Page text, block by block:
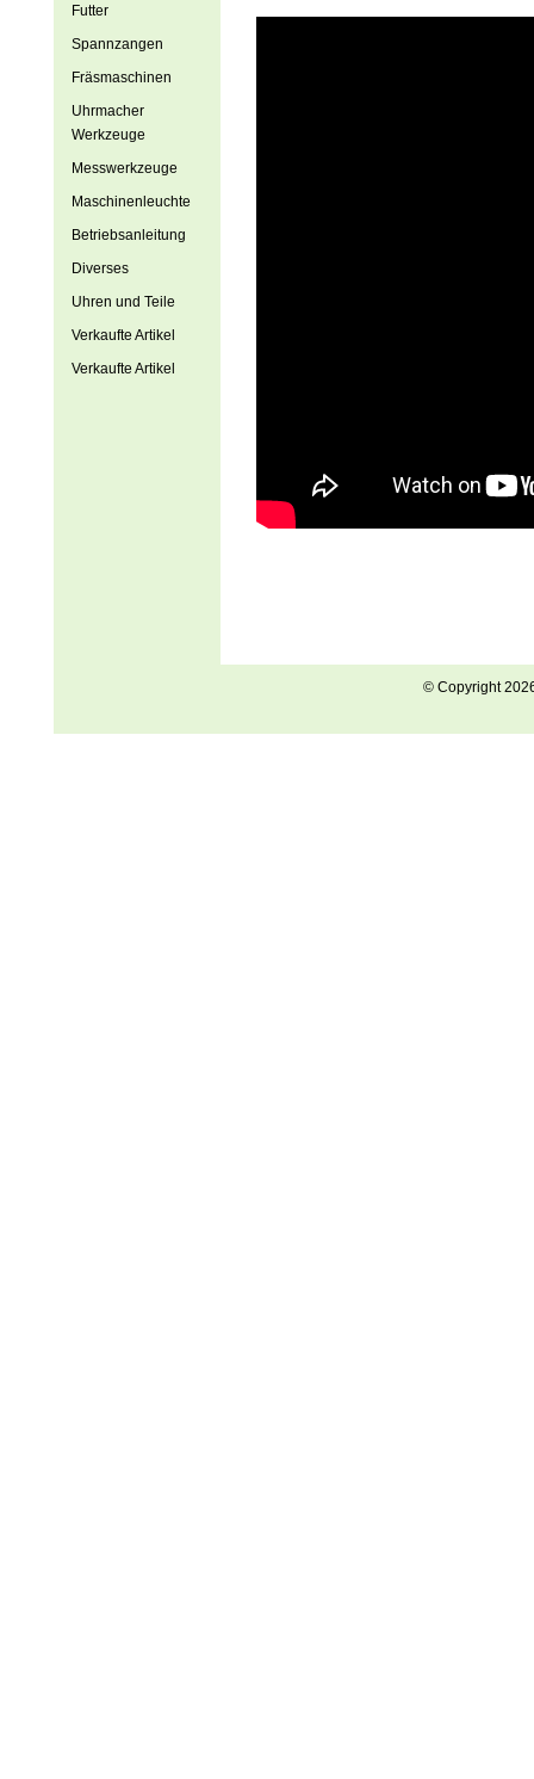
Futter
Spannzangen
Fräsmaschinen
Uhrmacher
Werkzeuge
Messwerkzeuge
Maschinenleuchte
Betriebsanleitung
Diverses
Uhren und Teile
Verkaufte Artikel
Verkaufte Artikel
© Copyright